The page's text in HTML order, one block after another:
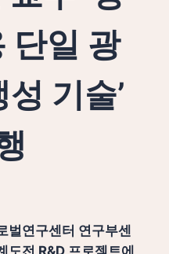
단일 광
기술’
벌연구센터 연구부센